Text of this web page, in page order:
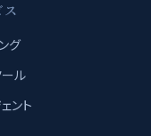
ス
グ
ル
ント